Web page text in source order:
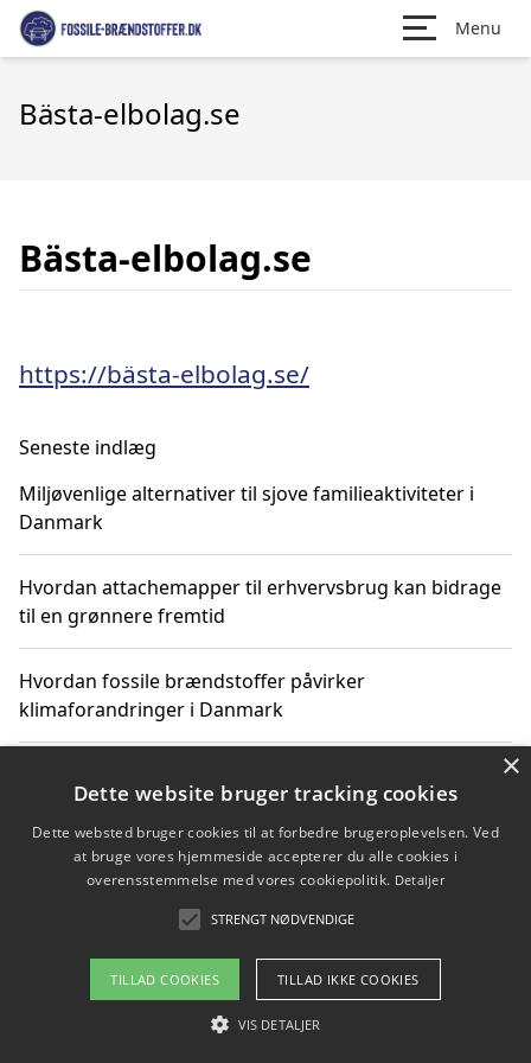
Menu
Bästa-elbolag.se
Bästa-elbolag.se
https://bästa-elbolag.se/
Seneste indlæg
Miljøvenlige alternativer til sjove familieaktiviteter i
Danmark
Hvordan attachemapper til erhvervsbrug kan bidrage
til en grønnere fremtid
Hvordan fossile brændstoffer påvirker
klimaforandringer i Danmark
klimaændringer
Hvordan citater om fossile brændstoffer kan ændre
Copyright 2026 - Pilanto Aps
Om / kontakt
×
Dette website bruger tracking cookies
Dette websted bruger cookies til at forbedre brugeroplevelsen. Ved
at bruge vores hjemmeside accepterer du alle cookies i
overensstemmelse med vores cookiepolitik. Detaljer
STRENGT NØDVENDIGE
TILLAD COOKIES TILLAD IKKE COOKIES
VIS DETALJER